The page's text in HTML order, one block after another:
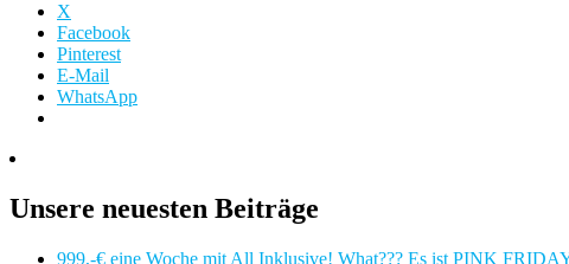
X
Facebook
Pinterest
E-Mail
WhatsApp
Unsere neuesten Beiträge
999,-€ eine Woche mit All Inklusive! What??? Es ist PINK